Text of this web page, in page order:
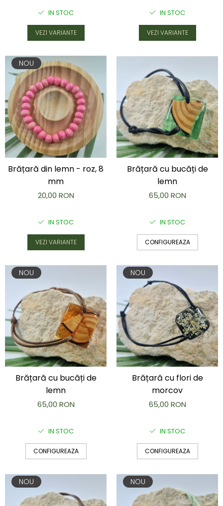
IN STOC
VEZI VARIANTE
IN STOC
VEZI VARIANTE
NOU
Brățară din lemn - roz, 8
mm
20,00 RON
IN STOC
VEZI VARIANTE
Brățară cu bucăți de
lemn
65,00 RON
IN STOC
CONFIGUREAZA
NOU
Brățară cu bucăți de
lemn
65,00 RON
IN STOC
CONFIGUREAZA
NOU
Brățară cu flori de
morcov
65,00 RON
IN STOC
CONFIGUREAZA
NOU NOU